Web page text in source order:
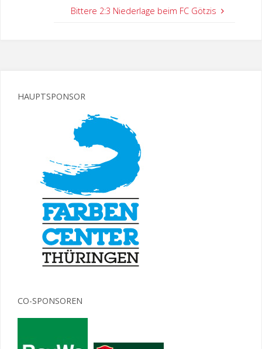
Bittere 2:3 Niederlage beim FC Götzis
HAUPTSPONSOR
CO-SPONSOREN